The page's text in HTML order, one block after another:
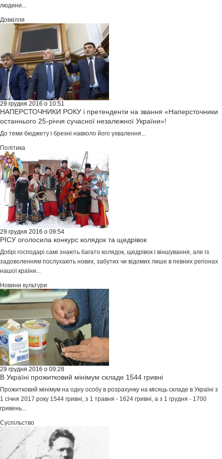
людини...
Довкілля
29 грудня 2016 о 10:51
НАПЕРСТОЧНИКИ РОКУ і претенденти на звання «Наперсточники
останнього 25-річчя сучасної незалежної України»!
До теми бюджету і брехні навколо його ухвалення...
Політика
29 грудня 2016 о 09:54
РІСУ оголосила конкурс колядок та щедрівок
Добрі господарі самі знають багато колядок, щедрівок і віншування, але із
задоволенням послухають нових, забутих чи відомих лише в певних регіонах
нашої країни...
Новини культури
29 грудня 2016 о 09:28
В Україні прожитковий мінімум складе 1544 гривні
Прожитковий мінімум на одну особу в розрахунку на місяць складе в Україні з
1 січня 2017 року 1544 гривні, з 1 травня - 1624 гривні, а з 1 грудня - 1700
гривень...
Суспільство